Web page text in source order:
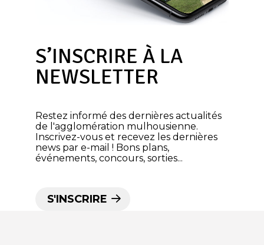
S’INSCRIRE À LA
NEWSLETTER
Restez informé des dernières actualités
de l'agglomération mulhousienne.
Inscrivez-vous et recevez les dernières
news par e-mail ! Bons plans,
événements, concours, sorties...
S'INSCRIRE